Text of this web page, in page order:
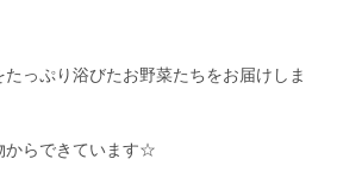
っぷり浴びたお野菜たちをお届けしま
からできています☆